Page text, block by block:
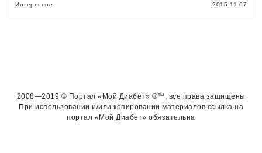
Интересное 2015-11-07
2008—2019 © Портал «Мой Диабет» ®™, все права защищены
При использовании и/или копировании материалов ссылка на
портал «Мой Диабет» обязательна